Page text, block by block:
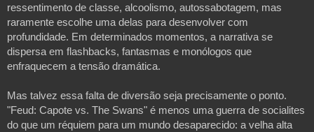
ressentimento de classe, alcoolismo, autossabotagem, mas
raramente escolhe uma delas para desenvolver com
profundidade. Em determinados momentos, a narrativa se
dispersa em flashbacks, fantasmas e monólogos que
enfraquecem a tensão dramática.
Mas talvez essa falta de diversão seja precisamente o ponto.
"Feud: Capote vs. The Swans" é menos uma guerra de socialites
do que um réquiem para um mundo desaparecido: a velha alta